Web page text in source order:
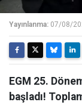
Yayınlanma: 07/08/
EGM 25.
başladı!